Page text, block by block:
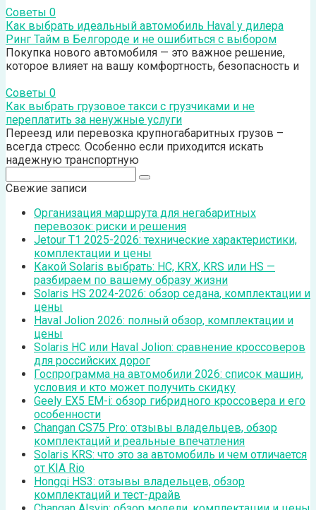
Советы 0
Как выбрать идеальный автомобиль Haval у дилера
Ринг Тайм в Белгороде и не ошибиться с выбором
Покупка нового автомобиля — это важное решение,
которое влияет на вашу комфортность, безопасность и
Советы 0
Как выбрать грузовое такси с грузчиками и не
переплатить за ненужные услуги
Переезд или перевозка крупногабаритных грузов –
всегда стресс. Особенно если приходится искать
надежную транспортную
Свежие записи
Организация маршрута для негабаритных
перевозок: риски и решения
Jetour T1 2025-2026: технические характеристики,
комплектации и цены
Какой Solaris выбрать: HC, KRX, KRS или HS —
разбираем по вашему образу жизни
Solaris HS 2024-2026: обзор седана, комплектации и
цены
Haval Jolion 2026: полный обзор, комплектации и
цены
Solaris HC или Haval Jolion: сравнение кроссоверов
для российских дорог
Госпрограмма на автомобили 2026: список машин,
условия и кто может получить скидку
Geely EX5 EM-i: обзор гибридного кроссовера и его
особенности
Changan CS75 Pro: отзывы владельцев, обзор
комплектаций и реальные впечатления
Solaris KRS: что это за автомобиль и чем отличается
от KIA Rio
Hongqi HS3: отзывы владельцев, обзор
комплектаций и тест-драйв